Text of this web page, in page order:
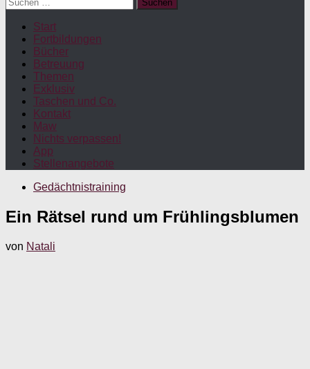
nach:
Start
Fortbildungen
Bücher
Betreuung
Themen
Exklusiv
Taschen und Co.
Kontakt
Maw
Nichts verpassen!
App
Stellenangebote
Gedächtnistraining
Ein Rätsel rund um Frühlingsblumen
von Natali